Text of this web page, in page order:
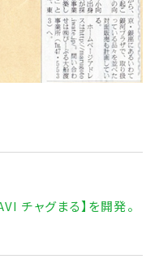
チャグまる】を開発。